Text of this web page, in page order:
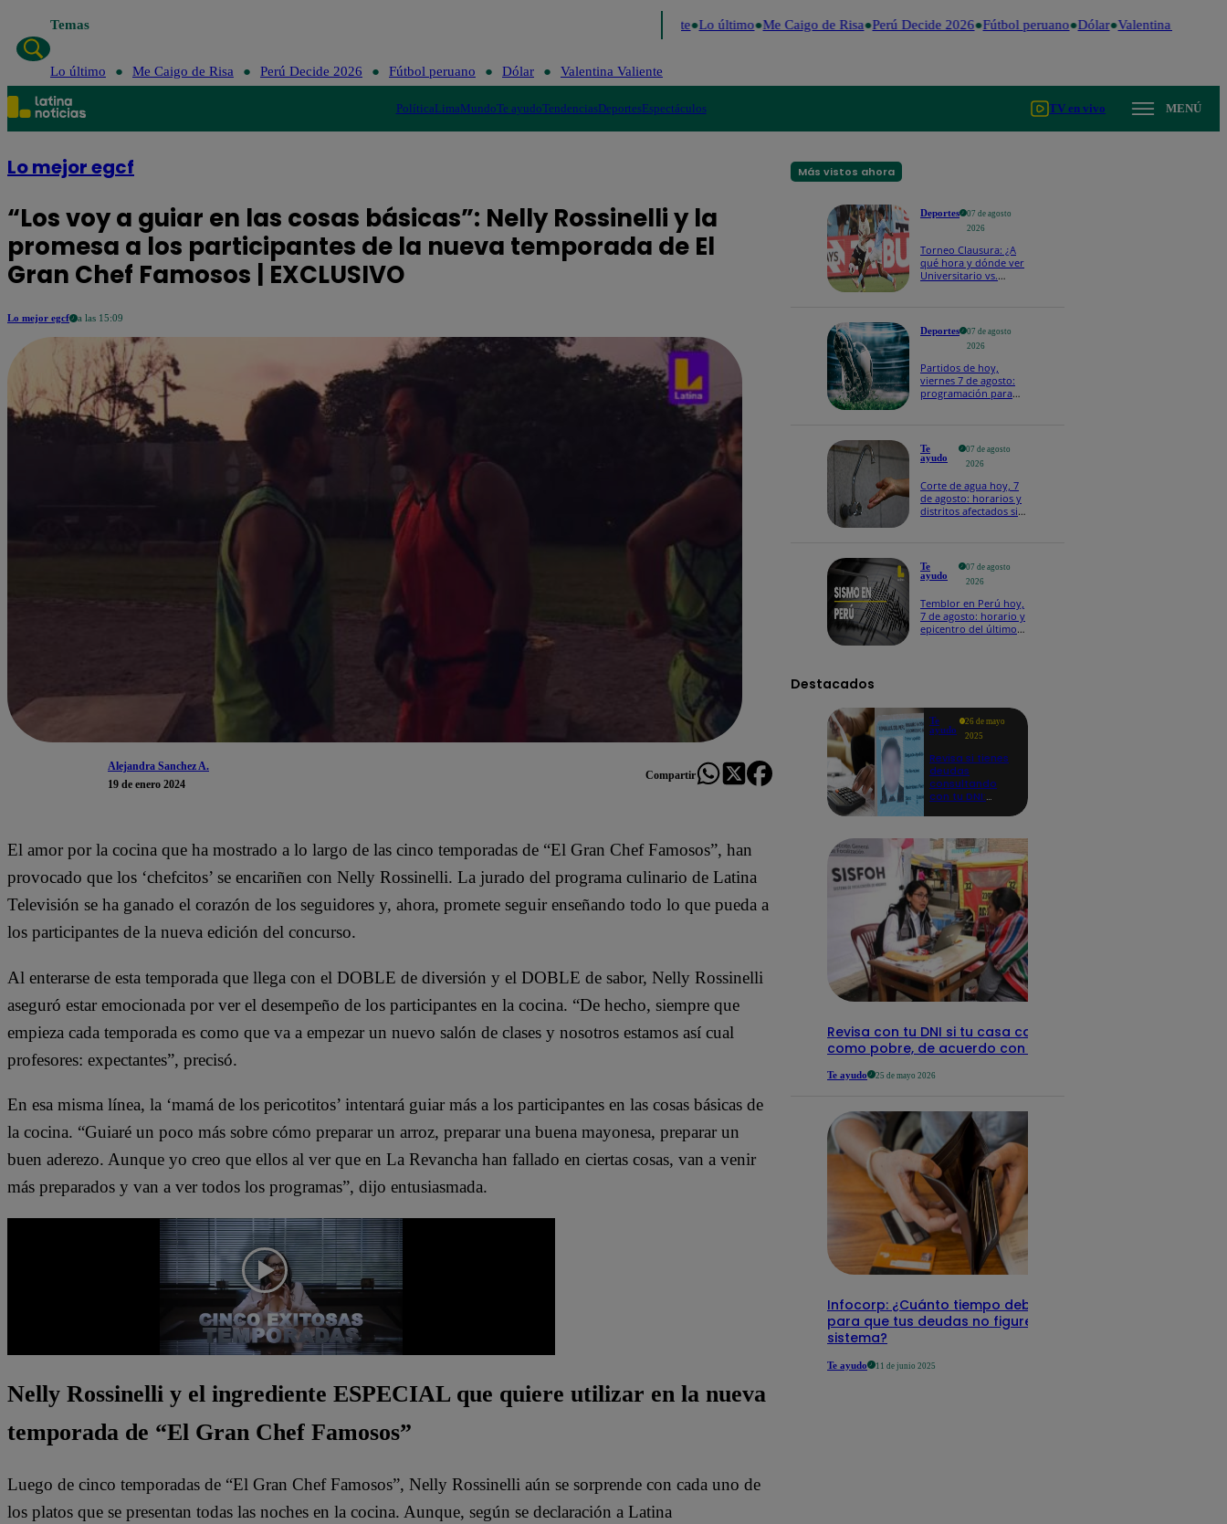
Temas Lo último Me Caigo de Risa Perú Decide 2026 Fútbol peruano Dólar Valentina Valiente
Lo último Me Caigo de Risa Perú Decide 2026 Fútbol peruano Dólar Valentina Valiente
PolíticaLimaMundoTe ayudoTendenciasDeportesEspectáculos TV en vivo MENÚ
Lo mejor egcf
“Los voy a guiar en las cosas básicas”: Nelly Rossinelli y la
promesa a los participantes de la nueva temporada de El
Gran Chef Famosos | EXCLUSIVO
Lo mejor egcf a las 15:09
Alejandra Sanchez A.
19 de enero 2024
Compartir
El amor por la cocina que ha mostrado a lo largo de las cinco temporadas de “El Gran Chef Famosos”, han
provocado que los ‘chefcitos’ se encariñen con Nelly Rossinelli. La jurado del programa culinario de Latina
Televisión se ha ganado el corazón de los seguidores y, ahora, promete seguir enseñando todo lo que pueda a
los participantes de la nueva edición del concurso.
Al enterarse de esta temporada que llega con el DOBLE de diversión y el DOBLE de sabor, Nelly Rossinelli
aseguró estar emocionada por ver el desempeño de los participantes en la cocina. “De hecho, siempre que
empieza cada temporada es como que va a empezar un nuevo salón de clases y nosotros estamos así cual
profesores: expectantes”, precisó.
En esa misma línea, la ‘mamá de los pericotitos’ intentará guiar más a los participantes en las cosas básicas de
la cocina. “Guiaré un poco más sobre cómo preparar un arroz, preparar una buena mayonesa, preparar un
buen aderezo. Aunque yo creo que ellos al ver que en La Revancha han fallado en ciertas cosas, van a venir
más preparados y van a ver todos los programas”, dijo entusiasmada.
Nelly Rossinelli y el ingrediente ESPECIAL que quiere utilizar en la nueva
temporada de “El Gran Chef Famosos”
Luego de cinco temporadas de “El Gran Chef Famosos”, Nelly Rossinelli aún se sorprende con cada uno de
los platos que se presentan todas las noches en la cocina. Aunque, según se declaración a Latina
Más vistos ahora
Deportes
07 de agosto
2026
Torneo Clausura: ¿A
qué hora y dónde ver
Universitario vs.
Deportes
07 de agosto
2026
Partidos de hoy,
viernes 7 de agosto:
programación para
Te
ayudo
07 de agosto
2026
Corte de agua hoy, 7
de agosto: horarios y
distritos afectados sin
Te
ayudo
07 de agosto
2026
Temblor en Perú hoy,
7 de agosto: horario y
epicentro del último
Destacados
Te
ayudo
26 de mayo
2025
Revisa si tienes
deudas
consultando
con tu DNI:
detalles
Revisa con tu DNI si tu casa califica
como pobre, de acuerdo con el Sisfoh
Te ayudo 25 de mayo 2026
Infocorp: ¿Cuánto tiempo debe pasar
para que tus deudas no figuren en su
sistema?
Te ayudo 11 de junio 2025